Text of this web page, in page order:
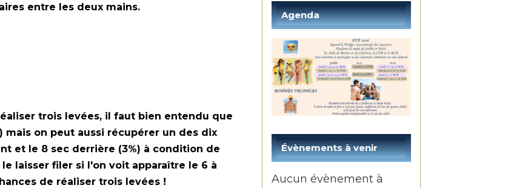
entre les deux mains.
trois levées, il faut bien entendu que
mais on peut aussi récupérer un des dix
et le 8 sec derrière (3%) à condition de
laisser filer si l'on voit apparaître le 6 à
de réaliser trois levées !
Agenda
Évènements à venir
Aucun évènement à